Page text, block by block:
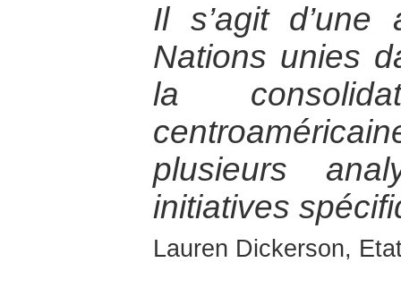
Il s’agit
Nations unies
la
plusieurs
initiatives
Lauren Dickerson,